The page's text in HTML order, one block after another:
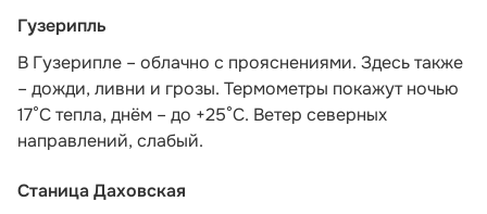
Гузерипль
В Гузерипле – облачно с прояснениями. Здесь также
– дожди, ливни и грозы. Термометры покажут ночью
17°С тепла, днём – до +25°С. Ветер северных
направлений, слабый.
Станица Даховская